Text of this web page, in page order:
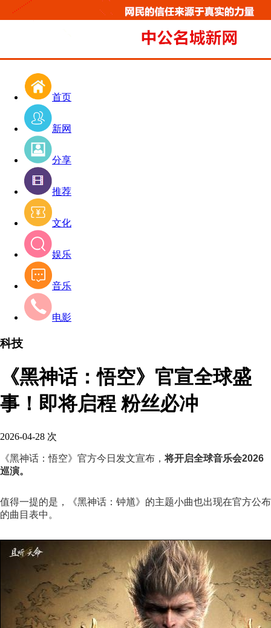
首页
新网
分享
推荐
文化
娱乐
音乐
电影
科技
《黑神话：悟空》官宣全球盛
事！即将启程 粉丝必冲
2026-04-28 次
《黑神话：悟空》官方今日发文宣布，将开启全球音乐会2026
巡演。
值得一提的是，《黑神话：钟馗》的主题小曲也出现在官方公布
的曲目表中。